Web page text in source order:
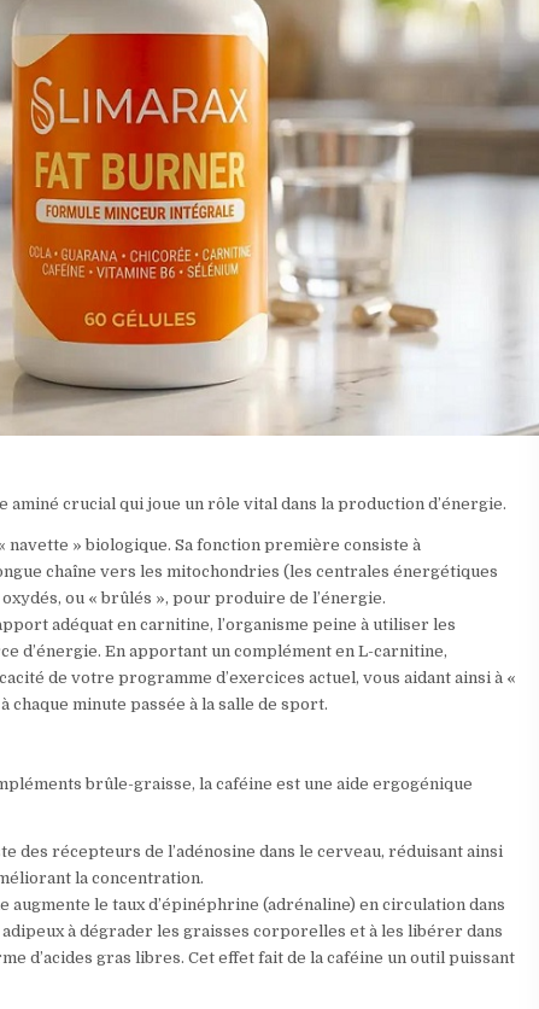
aminé crucial qui joue un rôle vital dans la production d’énergie.
navette » biologique. Sa fonction première consiste à
chaîne vers les mitochondries (les centrales énergétiques
ou « brûlés », pour produire de l’énergie.
adéquat en carnitine, l’organisme peine à utiliser les
d’énergie. En apportant un complément en L-carnitine,
de votre programme d’exercices actuel, vous aidant ainsi à «
chaque minute passée à la salle de sport.
brûle-graisse, la caféine est une aide ergogénique
des récepteurs de l’adénosine dans le cerveau, réduisant ainsi
la concentration.
augmente le taux d’épinéphrine (adrénaline) en circulation dans
adipeux à dégrader les graisses corporelles et à les libérer dans
d’acides gras libres. Cet effet fait de la caféine un outil puissant